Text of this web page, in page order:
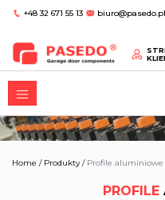
+48 32 671 55 13 biuro@pasedo.pl
Home / Produkty/ Profile aluminiowe
PROFILE